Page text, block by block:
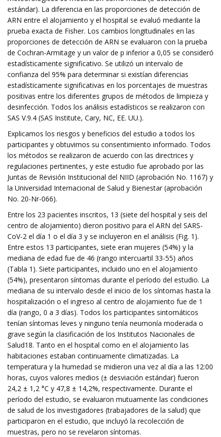
estándar). La diferencia en las proporciones de detección de
ARN entre el alojamiento y el hospital se evaluó mediante la
prueba exacta de Fisher. Los cambios longitudinales en las
proporciones de detección de ARN se evaluaron con la prueba
de Cochran-Armitage y un valor de p inferior a 0,05 se consideró
estadísticamente significativo. Se utilizó un intervalo de
confianza del 95% para determinar si existían diferencias
estadísticamente significativas en los porcentajes de muestras
positivas entre los diferentes grupos de métodos de limpieza y
desinfección. Todos los análisis estadísticos se realizaron con
SAS V.9.4 (SAS Institute, Cary, NC, EE. UU.).
Explicamos los riesgos y beneficios del estudio a todos los
participantes y obtuvimos su consentimiento informado. Todos
los métodos se realizaron de acuerdo con las directrices y
regulaciones pertinentes, y este estudio fue aprobado por las
Juntas de Revisión Institucional del NIID (aprobación No. 1167) y
la Universidad Internacional de Salud y Bienestar (aprobación
No. 20-Nr-066).
Entre los 23 pacientes inscritos, 13 (siete del hospital y seis del
centro de alojamiento) dieron positivo para el ARN del SARS-
CoV-2 el día 1 o el día 3 y se incluyeron en el análisis (Fig. 1).
Entre estos 13 participantes, siete eran mujeres (54%) y la
mediana de edad fue de 46 (rango intercuartil 33-55) años
(Tabla 1). Siete participantes, incluido uno en el alojamiento
(54%), presentaron síntomas durante el período del estudio. La
mediana de su intervalo desde el inicio de los síntomas hasta la
hospitalización o el ingreso al centro de alojamiento fue de 1
día (rango, 0 a 3 días). Todos los participantes sintomáticos
tenían síntomas leves y ninguno tenía neumonía moderada o
grave según la clasificación de los Institutos Nacionales de
Salud18. Tanto en el hospital como en el alojamiento las
habitaciones estaban continuamente climatizadas. La
temperatura y la humedad se midieron una vez al día a las 12:00
horas, cuyos valores medios (± desviación estándar) fueron
24,2 ± 1,2 °C y 47,8 ± 14,2%, respectivamente. Durante el
período del estudio, se evaluaron mutuamente las condiciones
de salud de los investigadores (trabajadores de la salud) que
participaron en el estudio, que incluyó la recolección de
muestras, pero no se revelaron síntomas.